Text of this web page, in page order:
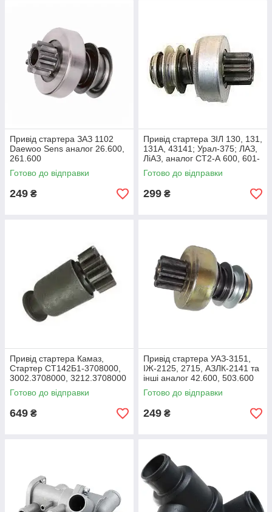
Привід стартера ЗАЗ 1102
Daewoo Sens аналог 26.600,
261.600
Готово до відправки
249 ₴
Привід стартера ЗІЛ 130, 131,
131А, 43141; Урал-375; ЛАЗ,
ЛіАЗ, аналог СТ2-А 600, 601-
600
Готово до відправки
299 ₴
Привід стартера Камаз,
Стартер СТ142Б1-3708000,
3002.3708000, 3212.3708000
аналог 142Б.600
Готово до відправки
649 ₴
Привід стартера УАЗ-3151,
ІЖ-2125, 2715, АЗЛК-2141 та
інші аналог 42.600, 503.600
Готово до відправки
249 ₴